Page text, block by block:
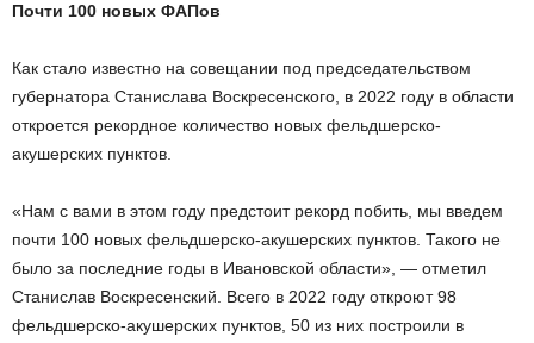
Почти 100 новых ФАПов
Как стало известно на совещании под председательством
губернатора Станислава Воскресенского, в 2022 году в области
откроется рекордное количество новых фельдшерско-
акушерских пунктов.
«Нам с вами в этом году предстоит рекорд побить, мы введем
почти 100 новых фельдшерско-акушерских пунктов. Такого не
было за последние годы в Ивановской области», — отметил
Станислав Воскресенский. Всего в 2022 году откроют 98
фельдшерско-акушерских пунктов, 50 из них построили в